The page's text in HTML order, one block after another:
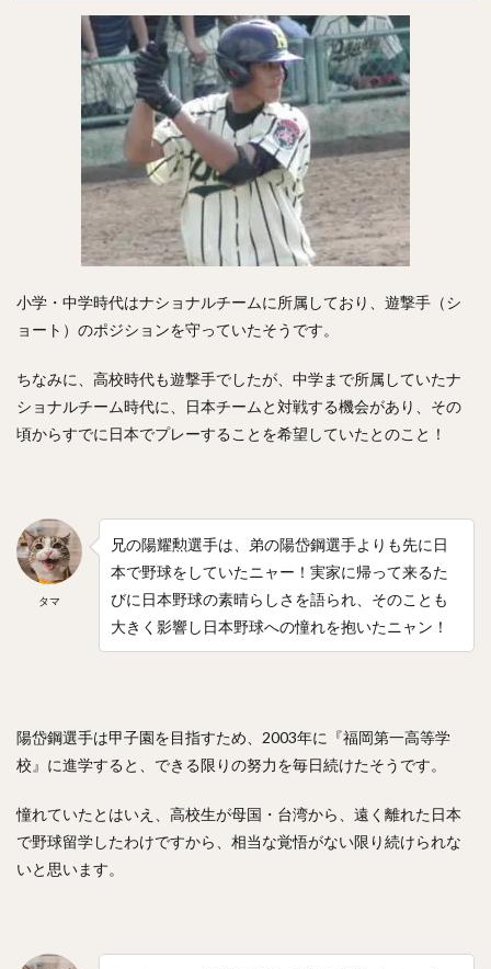
小学・中学時代はナショナルチームに所属しており、遊撃手（シ
ョート）のポジションを守っていたそうです。
ちなみに、高校時代も遊撃手でしたが、中学まで所属していたナ
ショナルチーム時代に、日本チームと対戦する機会があり、その
頃からすでに日本でプレーすることを希望していたとのこと！
タマ
兄の陽耀勲選手は、弟の陽岱鋼選手よりも先に日
本で野球をしていたニャー！実家に帰って来るた
びに日本野球の素晴らしさを語られ、そのことも
大きく影響し日本野球への憧れを抱いたニャン！
陽岱鋼選手は甲子園を目指すため、2003年に『福岡第一高等学
校』に進学すると、できる限りの努力を毎日続けたそうです。
憧れていたとはいえ、高校生が母国・台湾から、遠く離れた日本
で野球留学したわけですから、相当な覚悟がない限り続けられな
いと思います。